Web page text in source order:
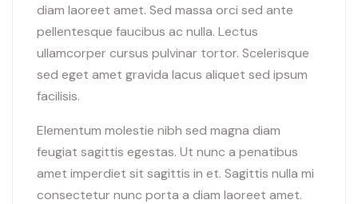
diam laoreet amet. Sed massa orci sed ante
pellentesque faucibus ac nulla. Lectus
ullamcorper cursus pulvinar tortor. Scelerisque
sed eget amet gravida lacus aliquet sed ipsum
facilisis.
Elementum molestie nibh sed magna diam
feugiat sagittis egestas. Ut nunc a penatibus
amet imperdiet sit sagittis in et. Sagittis nulla mi
consectetur nunc porta a diam laoreet amet.